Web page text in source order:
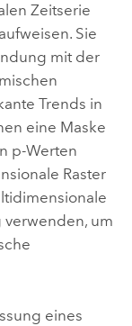
Zeitserie
Sie
mit der
Trends in
eine Maske
p-Werten
Raster
verwenden, um
eines